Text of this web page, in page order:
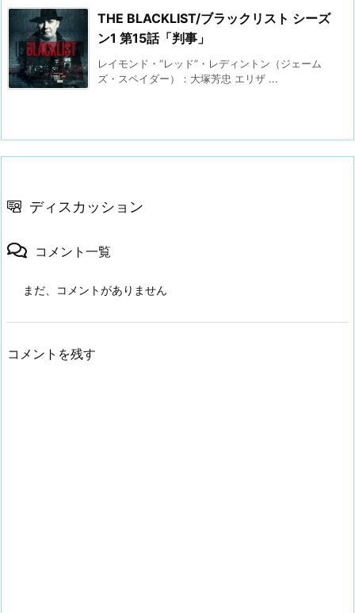
THE BLACKLIST/ブラックリスト シーズ
ン1 第15話「判事」
レイモンド・“レッド”・レディントン（ジェーム
ズ・スペイダー）：大塚芳忠 エリザ ...
ディスカッション
コメント一覧
まだ、コメントがありません
コメントを残す